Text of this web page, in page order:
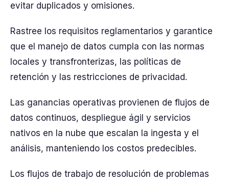
evitar duplicados y omisiones.
Rastree los requisitos reglamentarios y garantice
que el manejo de datos cumpla con las normas
locales y transfronterizas, las políticas de
retención y las restricciones de privacidad.
Las ganancias operativas provienen de flujos de
datos continuos, despliegue ágil y servicios
nativos en la nube que escalan la ingesta y el
análisis, manteniendo los costos predecibles.
Los flujos de trabajo de resolución de problemas